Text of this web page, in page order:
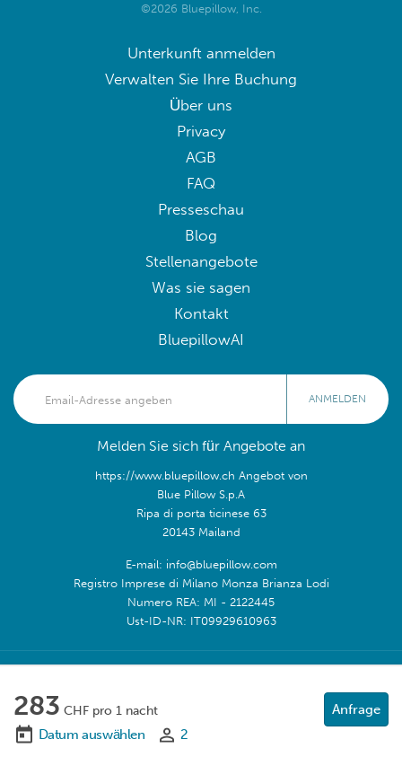
283 CHF pro 1 nacht
Datum auswählen 2
Anfrage
©2026 Bluepillow, Inc.
Unterkunft anmelden
Verwalten Sie Ihre Buchung
Über uns
Privacy
AGB
FAQ
Presseschau
Blog
Stellenangebote
Was sie sagen
Kontakt
BluepillowAI
ANMELDEN
Melden Sie sich für Angebote an
https://www.bluepillow.ch Angebot von
Blue Pillow S.p.A
Ripa di porta ticinese 63
20143 Mailand
E-mail: info@bluepillow.com
Registro Imprese di Milano Monza Brianza Lodi
Numero REA: MI - 2122445
Ust-ID-NR: IT09929610963